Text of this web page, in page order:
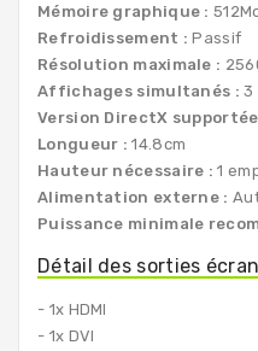
Mémoire graphique :
Refroidissement : Passif
Résolution maximale :
Affichages simultanés : 3
Version DirectX
Longueur : 14.8cm
Hauteur nécessaire : 1
Alimentation externe :
Puissance minimale
Détail des sorties écran
- 1x HDMI
- 1x DVI